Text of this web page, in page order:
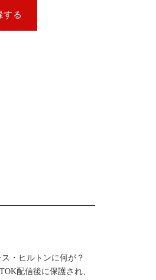
する
ス・ヒルトンに何が？
配信後に保護され、